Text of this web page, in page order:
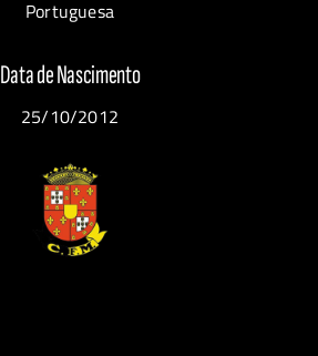
Portuguesa
Data de Nascimento
25/10/2012